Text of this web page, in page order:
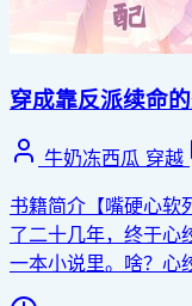
穿成靠反派续命
牛奶冻西瓜 穿越
书籍简介【嘴硬心软
了二十几年，终于心
一本小说里。啥？心